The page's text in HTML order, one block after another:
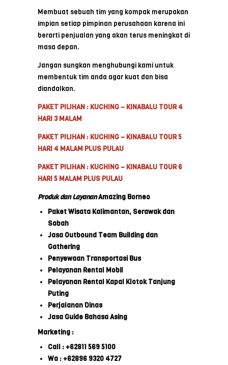
Membuat sebuah tim yang kompak merupakan
impian setiap pimpinan perusahaan karena ini
berarti penjualan yang akan terus meningkat di
masa depan.
Jangan sungkan menghubungi kami untuk
membentuk tim anda agar kuat dan bisa
diandalkan.
PAKET PILIHAN : KUCHING – KINABALU TOUR 4
HARI 3 MALAM
PAKET PILIHAN : KUCHING – KINABALU TOUR 5
HARI 4 MALAM PLUS PULAU
PAKET PILIHAN : KUCHING – KINABALU TOUR 6
HARI 5 MALAM PLUS PULAU
Produk dan LayananAmazing Borneo
Paket Wisata Kalimantan, Serawak dan
Sabah
Jasa Outbound Team Building dan
Gathering
Penyewaan Transportasi Bus
Pelayanan Rental Mobil
Pelayanan Rental Kapal Klotok Tanjung
Puting
Perjalanan Dinas
Jasa Guide Bahasa Asing
Marketing :
Call : +62811 569 5100
Wa : +62896 9320 4727